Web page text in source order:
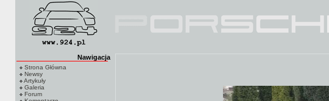
Nawigacja
Strona Główna
Newsy
Artykuły
Galeria
Forum